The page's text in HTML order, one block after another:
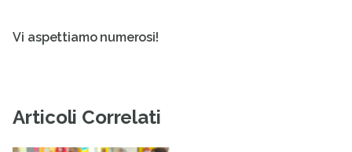
Vi aspettiamo numerosi!
Articoli Correlati